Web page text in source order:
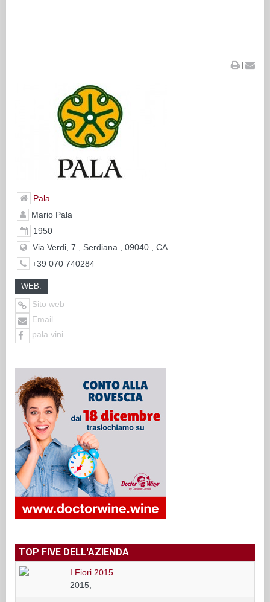
|
Pala
Mario Pala
1950
Via Verdi, 7 , Serdiana , 09040 , CA
+39 070 740284
WEB:
Sito web
Email
pala.vini
TOP FIVE DELL'AZIENDA
I Fiori 2015
2015,